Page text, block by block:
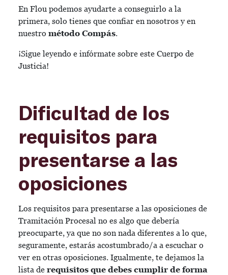
En Flou podemos ayudarte a conseguirlo a la
primera, solo tienes que confiar en nosotros y en
nuestro método Compás.
¡Sigue leyendo e infórmate sobre este Cuerpo de
Justicia!
Dificultad de los
requisitos para
presentarse a las
oposiciones
Los requisitos para presentarse a las oposiciones de
Tramitación Procesal no es algo que debería
preocuparte, ya que no son nada diferentes a lo que,
seguramente, estarás acostumbrado/a a escuchar o
ver en otras oposiciones. Igualmente, te dejamos la
lista de requisitos que debes cumplir de forma